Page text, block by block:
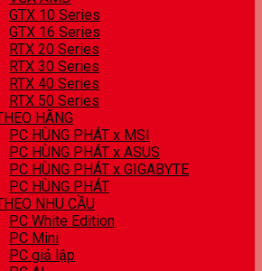
GTX 10 Series
GTX 16 Series
RTX 20 Series
RTX 30 Series
RTX 40 Series
RTX 50 Series
HÃNG
PC HÙNG PHÁT x MSI
PC HÙNG PHÁT x ASUS
PC HÙNG PHÁT x GIGABYTE
PC HÙNG PHÁT
NHU CẦU
PC White Edition
PC Mini
PC giả lập